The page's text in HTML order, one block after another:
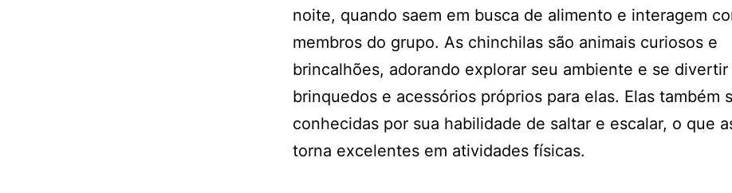
noite, quando saem em busca de alimento e interagem
membros do grupo. As chinchilas são animais curiosos e
brincalhões, adorando explorar seu ambiente e se divertir
brinquedos e acessórios próprios para elas. Elas também
conhecidas por sua habilidade de saltar e escalar, o que
torna excelentes em atividades físicas.